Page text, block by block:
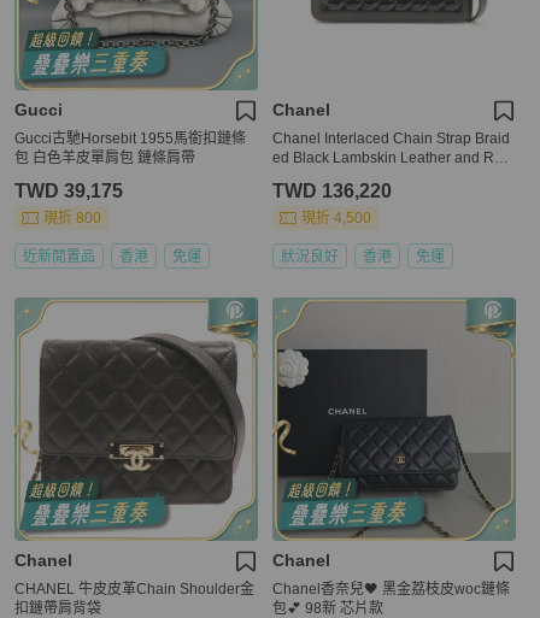
Gucci
Gucci古馳Horsebit 1955馬銜扣鏈條
包 白色羊皮單肩包 鏈條肩帶
TWD 39,175
現折 800
近新閒置品 香港 免運
Chanel
Chanel Interlaced Chain Strap Braid
ed Black Lambskin Leather and Resi
TWD 136,220
現折 4,500
狀況良好 香港 免運
Chanel
CHANEL 牛皮皮革Chain Shoulder金
扣鏈帶肩背袋
Chanel
Chanel香奈兒🖤 黑金荔枝皮woc鏈條
包💕 98新 芯片款